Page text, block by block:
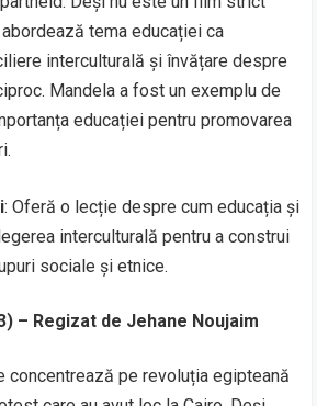
tema educației ca
interculturală și învățare despre
Mandela a fost un exemplu de
educației pentru promovarea
: Oferă o lecție despre cum educația și
interculturală pentru a construi
sociale și etnice.
– Regizat de Jehane Noujaim
concentrează pe revoluția egipteană